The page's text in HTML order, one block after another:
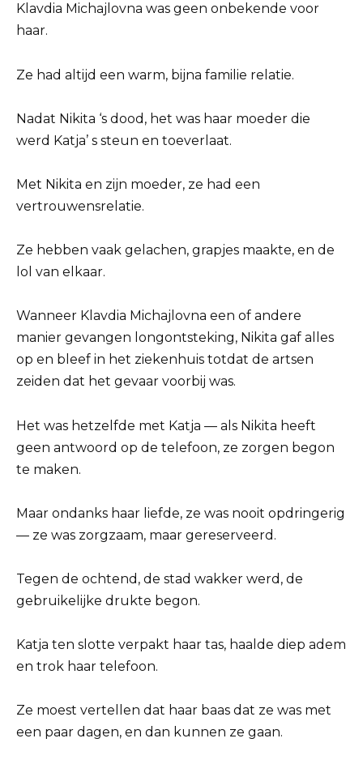
Klavdia Michajlovna was geen onbekende voor
haar.
Ze had altijd een warm, bijna familie relatie.
Nadat Nikita ‘s dood, het was haar moeder die
werd Katja’ s steun en toeverlaat.
Met Nikita en zijn moeder, ze had een
vertrouwensrelatie.
Ze hebben vaak gelachen, grapjes maakte, en de
lol van elkaar.
Wanneer Klavdia Michajlovna een of andere
manier gevangen longontsteking, Nikita gaf alles
op en bleef in het ziekenhuis totdat de artsen
zeiden dat het gevaar voorbij was.
Het was hetzelfde met Katja — als Nikita heeft
geen antwoord op de telefoon, ze zorgen begon
te maken.
Maar ondanks haar liefde, ze was nooit opdringerig
— ze was zorgzaam, maar gereserveerd.
Tegen de ochtend, de stad wakker werd, de
gebruikelijke drukte begon.
Katja ten slotte verpakt haar tas, haalde diep adem
en trok haar telefoon.
Ze moest vertellen dat haar baas dat ze was met
een paar dagen, en dan kunnen ze gaan.